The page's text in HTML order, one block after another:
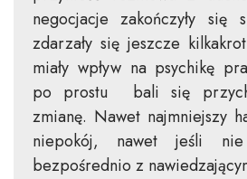
negocjacje zakończyły się
zdarzały się jeszcze
miały wpływ na psychikę
po prostu bali się
zmianę. Nawet najmniejszy
niepokój, nawet jeśli nie
bezpośrednio z